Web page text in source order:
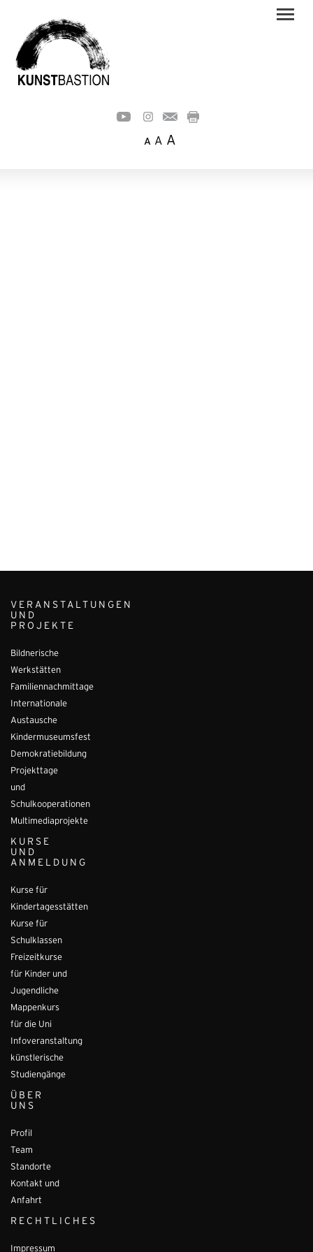
A A A
VERANSTALTUNGEN
UND
PROJEKTE
Bildnerische
Werkstätten
Familiennachmittage
Internationale
Austausche
Kindermuseumsfest
Demokratiebildung
Projekttage
und
Schulkooperationen
Multimediaprojekte
KURSE
UND
ANMELDUNG
Kurse für
Kindertagesstätten
Kurse für
Schulklassen
Freizeitkurse
für Kinder und
Jugendliche
Mappenkurs
für die Uni
Infoveranstaltung
künstlerische
Studiengänge
ÜBER
UNS
Profil
Team
Standorte
Kontakt und
Anfahrt
RECHTLICHES
Impressum